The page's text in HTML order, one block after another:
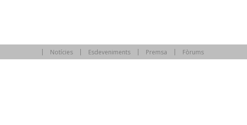
Notícies Esdeveniments Premsa Fòrums